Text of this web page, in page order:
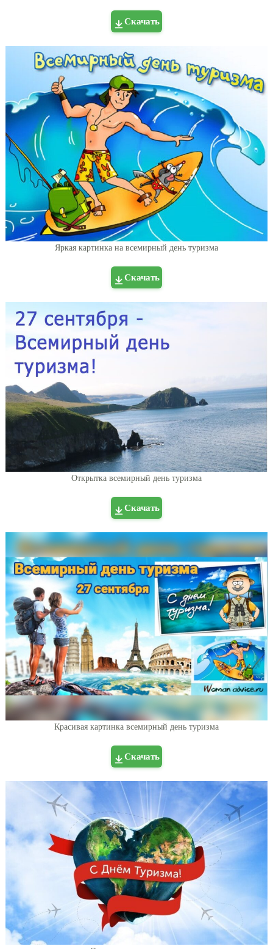
Скачать
Яркая картинка на всемирный день туризма
Скачать
Открытка всемирный день туризма
Скачать
Красивая картинка всемирный день туризма
Скачать